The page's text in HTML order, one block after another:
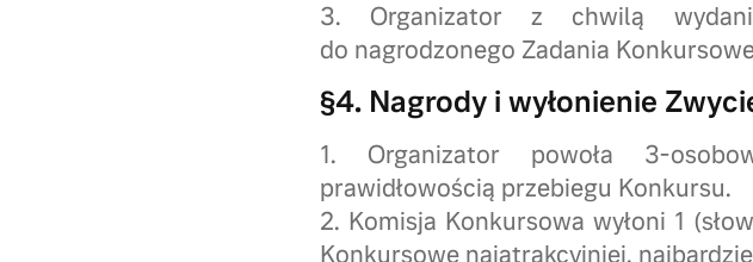
3. Organizator z chwilą
do nagrodzonego Zadania
§4. Nagrody i wyłonienie
1. Organizator powoła 3-
prawidłowością przebiegu Konkursu.
2. Komisja Konkursowa wyłoni 1
Konkursowe najatrakcyjniej,